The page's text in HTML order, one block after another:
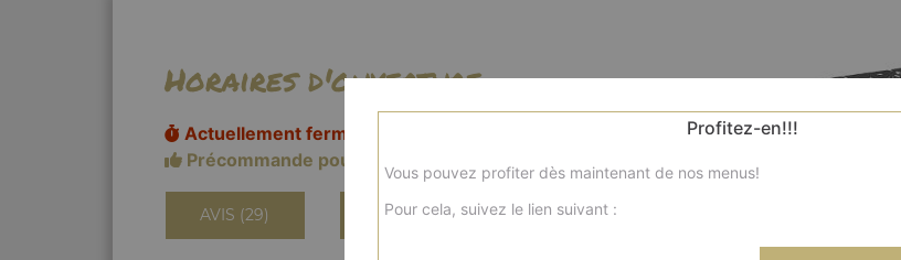
Horaires d'ouverture
Actuellement fermé
Précommande pour 11h20
AVIS (29) INFORMATIONS
Profitez-en!!!
Vous pouvez profiter dès maintenant de nos menus!
Pour cela, suivez le lien suivant :